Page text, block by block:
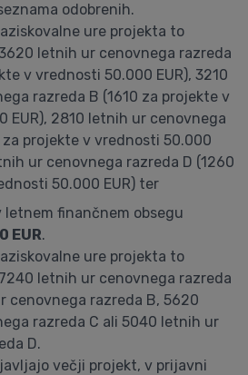
odobrenih.
ure projekta to
letnih ur cenovnega razreda
v vrednosti 50.000 EUR), 3210
razreda B (1610 za projekte v
EUR), 2810 letnih ur cenovnega
za projekte v vrednosti 50.000
ur cenovnega razreda D (1260
50.000 EUR) ter
letnem finančnem obsegu
EUR.
ure projekta to
letnih ur cenovnega razreda
cenovnega razreda B, 5620
razreda C ali 5040 letnih ur
D.
večji projekt, v prijavni